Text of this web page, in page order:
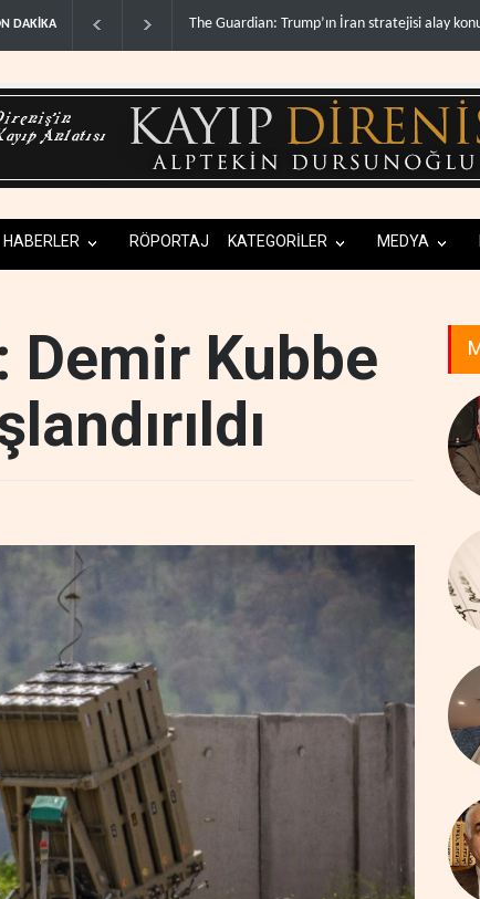
DAKİKA
Trump’ın İran stratejisi alay konusu oldu.. Gazze’de ‘ateşkes’ sonrası 1.257
HABERLER RÖPORTAJ KATEGORİLER MEDYA
Kubbe